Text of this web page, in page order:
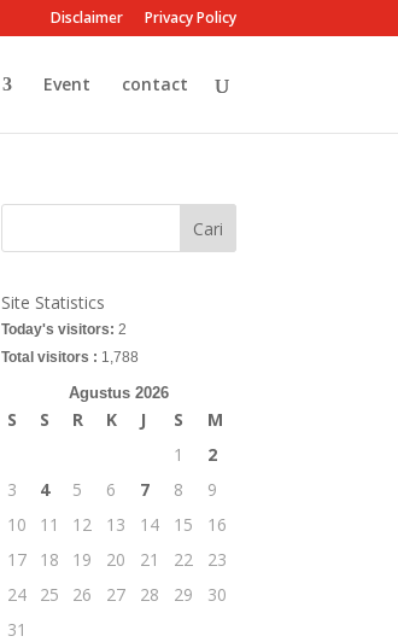
Disclaimer Privacy Policy
Event contact
Cari
Site Statistics
Today's visitors:2
Total visitors : 1,788
Agustus 2026
S S R K J S
M
1
2
3
4 5 6 7 8
9
10
11 12 13 14 15
16
17
18 19 20 21 22
23
24
25 26 27 28 29
30
31